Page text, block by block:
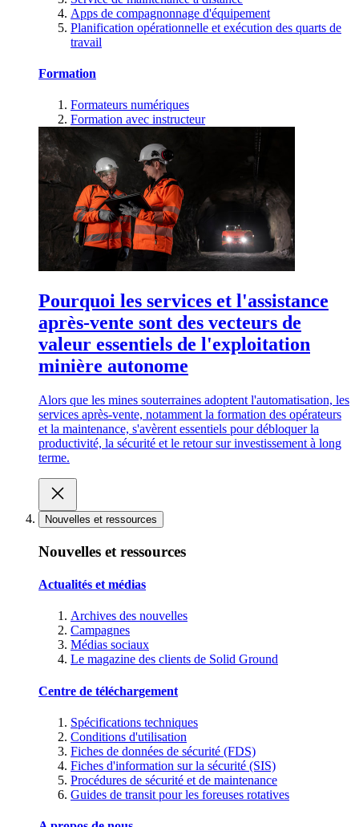
Apps de compagnonnage d'équipement
Planification opérationnelle et exécution des quarts de
travail
Formation
Formateurs numériques
Formation avec instructeur
Pourquoi les services et l'assistance
après-vente sont des vecteurs de
valeur essentiels de l'exploitation
minière autonome
Alors que les mines souterraines adoptent l'automatisation, les
services après-vente, notamment la formation des opérateurs
et la maintenance, s'avèrent essentiels pour débloquer la
productivité, la sécurité et le retour sur investissement à long
terme.
Nouvelles et ressources
Nouvelles et ressources
Actualités et médias
Archives des nouvelles
Campagnes
Médias sociaux
Le magazine des clients de Solid Ground
Centre de téléchargement
Spécifications techniques
Conditions d'utilisation
Fiches de données de sécurité (FDS)
Fiches d'information sur la sécurité (SIS)
Procédures de sécurité et de maintenance
Guides de transit pour les foreuses rotatives